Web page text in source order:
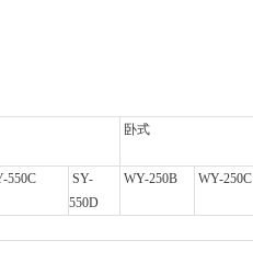
卧式
550C
SY-
550D
WY-250B WY-250C